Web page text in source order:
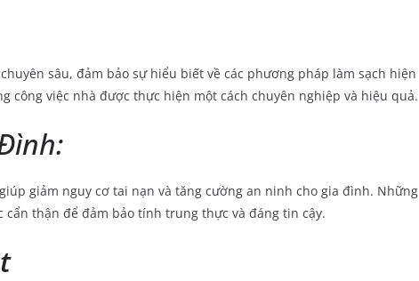
sâu, đảm bảo sự hiểu biết về các phương pháp làm sạch hiện
công việc nhà được thực hiện một cách chuyên nghiệp và hiệu quả.
giảm nguy cơ tai nạn và tăng cường an ninh cho gia đình. Những
thận để đảm bảo tính trung thực và đáng tin cậy.